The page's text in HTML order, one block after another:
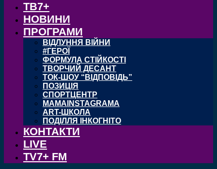
ТВ7+
НОВИНИ
ПРОГРАМИ
ВІДЛУННЯ ВІЙНИ
#ГЕРОЇ
ФОРМУЛА СТІЙКОСТІ
ТВОРЧИЙ ДЕСАНТ
ТОК-ШОУ “ВІДПОВІДЬ”
ПОЗИЦІЯ
СПОРТЦЕНТР
MAMAINSTAGRAMA
ART-ШКОЛА
ПОДІЛЛЯ ІНКОГНІТО
КОНТАКТИ
LIVE
TV7+ FM